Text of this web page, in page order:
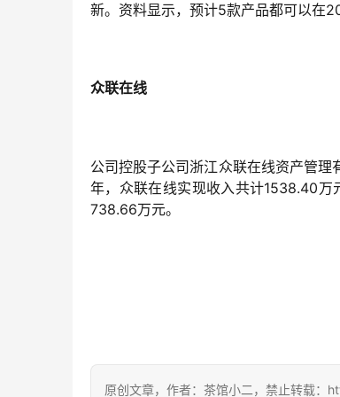
新。资料显示，预计5款产品都可以在
众联在线
公司控股子公司浙江众联在线资产管理
年，众联在线实现收入共计1538.40万
738.66万元。
原创文章，作者：茶馆小二，禁止转载